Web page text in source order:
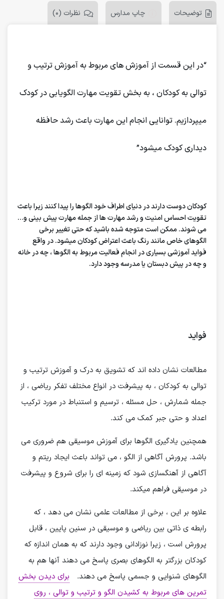
توضیحات چاپ مدارس نظرات (0)
“در این قسمت از آموزش های مربوط به آموزش ترتیب و
توالی به کودکان ، به بخش تقویت مهارت الگویابی در کودک
میپردازیم. توانایی انجام این مهارت باعث رشد حافظه
دیداری کودک میشود”
کودکان دوست دارند در دنیای اطراف خود الگوها را پیدا کنند زیرا باعث
تقویت احساس امنیت و رشد مهارت ها از جمله مهارت پیش بینی و…
می شوند. ممکن است متوجه شده باشید که حتی تغییر برخی
الگوهای خاص مانند رنگ باعث اعتراض کودکان میشود. در واقع
فواید آموزشی بسیاری در انجام فعالیت مربوط به الگوها ، چه در خانه
و چه در پیش دبستان یا مدرسه وجود دارد.
فواید
مطالعات نشان داده اند که تشویق به درک و آموزش ترتیب و
توالی به کودکان ، به پیشرفت در انواع مختلف تفکر ریاضی ، از
جمله شمارش ، حل مسئله ، ترسیم و استنباط در مورد ترکیب
اعداد و حتی جبر کمک می کند.
همچنین یادگیری الگوها برای آموزش موسیقی هم ضروری می
باشد. پرورش آگاهی از الگو ، می تواند باعث ایجاد ریتم و
آگاهی از آهنگسازی شود که زمینه ای را برای شروع و پیشرفت
در موسیقی فراهم میکند.
علاوه بر این ، برخی از مطالعات علمی نشان می دهد ، که
رابطه ی ذاتی بین ریاضی و موسیقی در سنین پایین ، قابل
پرورش است ، زیرا نوزادانی وجود دارند که به همان اندازه که
کودکان بزرگتر به الگوهای بصری پاسخ می دهند آنها هم به
الگوهای شنوایی و جسمی پاسخ می دهند. برای دیدن بخش
تمرین های مربوط به کشیدن الگو و ترتیب و توالی ، روی